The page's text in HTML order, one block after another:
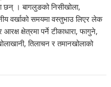
छन् । बागलुङको निसीखोला,
वर्खाको समयमा वस्तुभाउ लिएर लेक
क्षेत्रमा पर्ने टीकाधारा, फागुने,
तिलाचन र तमानखोलाको